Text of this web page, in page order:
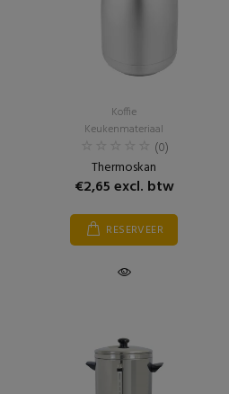
Koffie
Keukenmateriaal
(0)
Thermoskan
€2,65 excl. btw
RESERVEER